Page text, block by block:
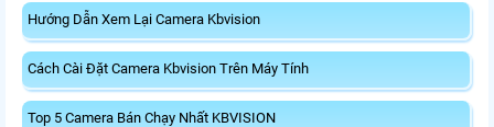
Hướng Dẫn Xem Lại Camera Kbvision
Cách Cài Đặt Camera Kbvision Trên Máy Tính
Top 5 Camera Bán Chạy Nhất KBVISION